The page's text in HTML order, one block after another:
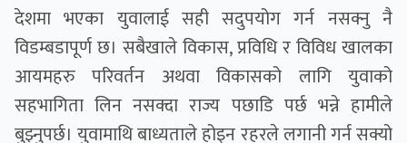
देशमा भएका युवालाई सही सदुपयोग गर्न नसक्नु नै
विडम्बडापूर्ण छ। सबैखाले विकास, प्रविधि र विविध खालका
आयमहरु परिवर्तन अथवा विकासको लागि युवाको
सहभागिता लिन नसक्दा राज्य पछाडि पर्छ भन्ने हामीले
बुझ्नुपर्छ। युवामाथि बाध्यताले होइन रहरले लगानी गर्न सक्यो